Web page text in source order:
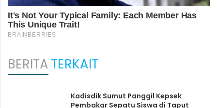
BERITATERKAIT
Kadisdik Sumut Panggil Kepsek
Pembakar Sepatu Siswa di Taput